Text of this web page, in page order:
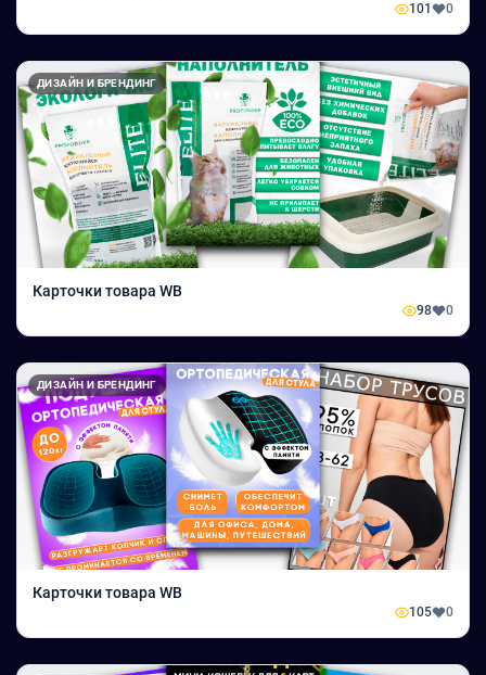
101 0
ДИЗАЙН И БРЕНДИНГ
Карточки товара WB
98 0
ДИЗАЙН И БРЕНДИНГ
Карточки товара WB
105 0